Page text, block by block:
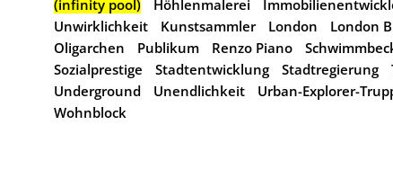
(infinity pool)
Höhlenmalerei
Unwirklichkeit
Kunstsammler London London
Oligarchen
Publikum Renzo Piano
Sozialprestige
Stadtentwicklung Stadtregierung
Underground
Unendlichkeit Urban-Explorer-
Wohnblock